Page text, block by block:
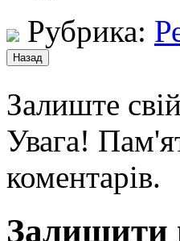
Рубрика:
Залиште
Увага!
коментарів.
Залишити